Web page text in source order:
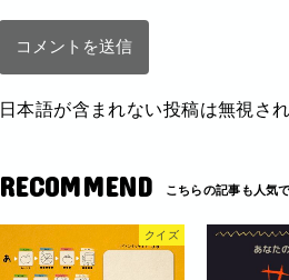
日本語が含まれない投稿は無視さ
RECOMMEND
クイズ